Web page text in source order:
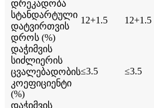
დრეკადობა
სტანდარტული
დატვირთვის
დროს (%)
12+1.5 12+1.5
დაჭიმვის
სიძლიერის
ცვალებადობის
კოეფიციენტი
(%)
≤3.5 ≤3.5
დაჭიმვის